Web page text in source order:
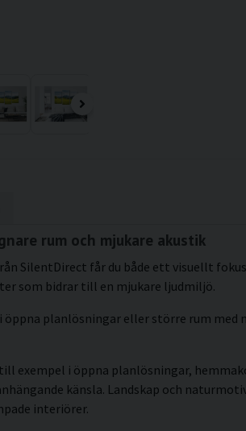
rum och mjukare akustik
SilentDirect får du både ett visuellt
som bidrar till en mjukare ljudmiljö.
planlösningar eller större rum med
exempel i öppna planlösningar,
känsla. Landskap och
interiörer.